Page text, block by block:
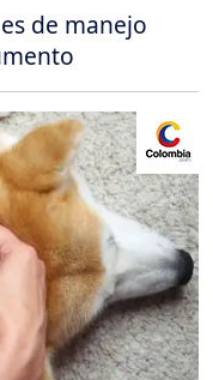
de manejo